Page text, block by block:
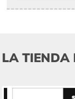
LA TIENDA